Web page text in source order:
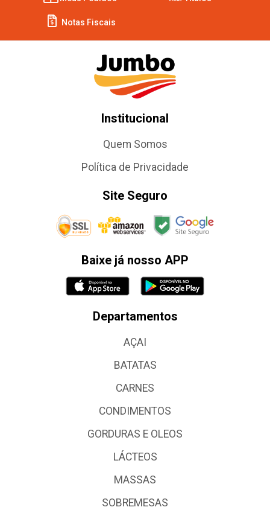
Notas Fiscais
Institucional
Quem Somos
Política de Privacidade
Site Seguro
Baixe já nosso APP
Departamentos
AÇAI
BATATAS
CARNES
CONDIMENTOS
GORDURAS E OLEOS
LÁCTEOS
MASSAS
SOBREMESAS